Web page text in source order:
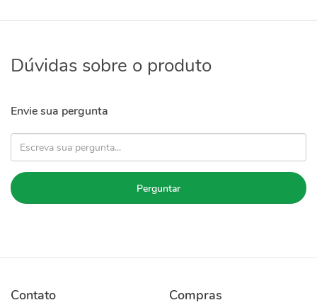
Dúvidas sobre o produto
Envie sua pergunta
Perguntar
Contato Compras